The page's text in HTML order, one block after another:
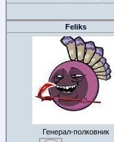
Feliks
Генерал-полковник